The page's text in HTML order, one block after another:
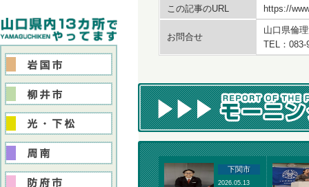
この記事のURL https://
お問合せ
山口県倫
TEL：
下関市
2026.05.13